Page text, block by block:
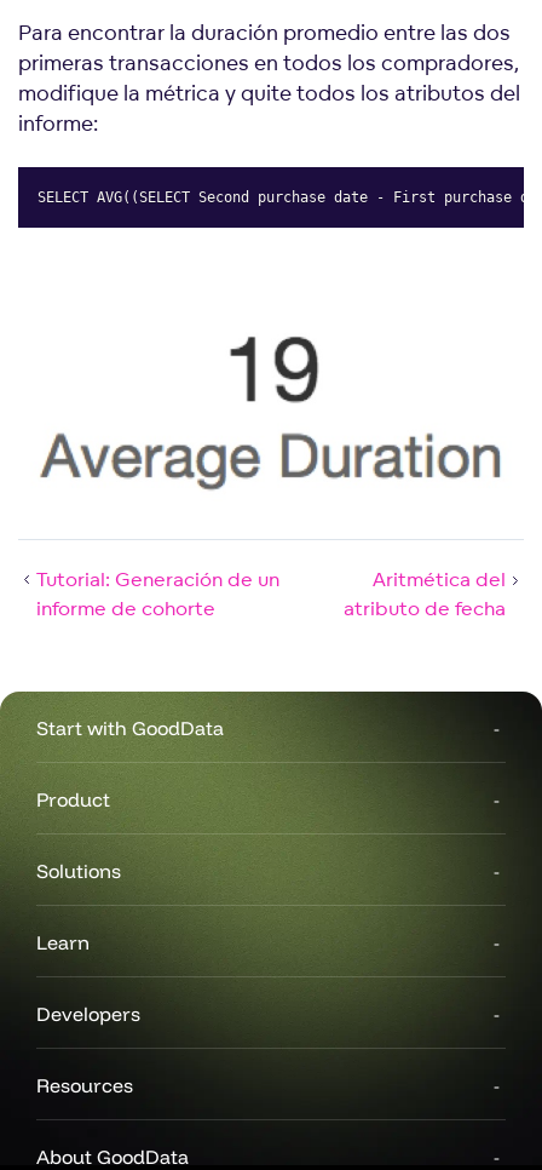
Para encontrar la duración promedio entre las dos
primeras transacciones en todos los compradores,
modifique la métrica y quite todos los atributos del
informe:
SELECT AVG((SELECT Second purchase date - First purchase
Copy
Tutorial: Generación de un
informe de cohorte
Aritmética del
atributo de fecha
Start with GoodData
Product
Solutions
Learn
Developers
Resources
About GoodData